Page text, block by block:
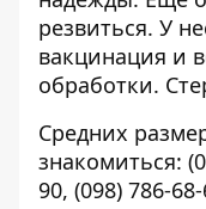
резвиться. У
вакцинация и
обработки.
Средних
знакомиться:
90, (098) 786-